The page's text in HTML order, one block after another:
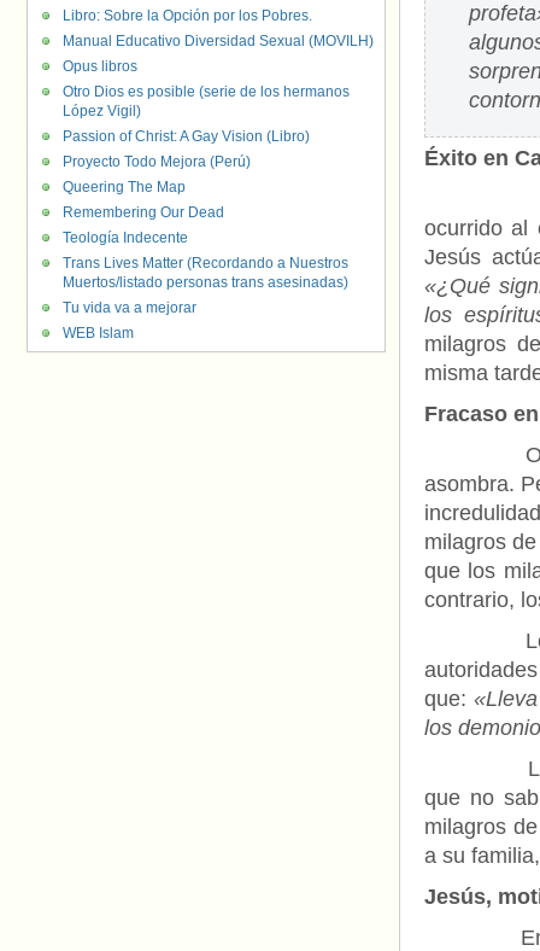
Éxito en
ocurrido al
Jesús
«¿Qué
los
milagros
misma
Fracaso
Otro
asombra.
milagros
que los
contrario,
Los
que:
los
Los
que no
milagros
a su
Jesús,
En
Libro: Sobre la Opción por los Pobres.
Manual Educativo Diversidad Sexual (MOVILH)
Opus libros
Otro Dios es posible (serie de los hermanos
López Vigil)
Passion of Christ: A Gay Vision (Libro)
Proyecto Todo Mejora (Perú)
Queering The Map
Remembering Our Dead
Teología Indecente
Trans Lives Matter (Recordando a Nuestros
Muertos/listado personas trans asesinadas)
Tu vida va a mejorar
WEB Islam